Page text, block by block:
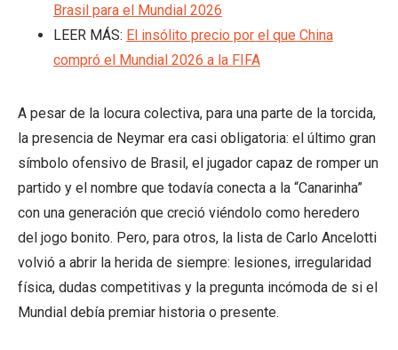
Brasil para el Mundial 2026
LEER MÁS: El insólito precio por el que China
compró el Mundial 2026 a la FIFA
A pesar de la locura colectiva, para una parte de la torcida,
la presencia de Neymar era casi obligatoria: el último gran
símbolo ofensivo de Brasil, el jugador capaz de romper un
partido y el nombre que todavía conecta a la “Canarinha”
con una generación que creció viéndolo como heredero
del jogo bonito. Pero, para otros, la lista de Carlo Ancelotti
volvió a abrir la herida de siempre: lesiones, irregularidad
física, dudas competitivas y la pregunta incómoda de si el
Mundial debía premiar historia o presente.